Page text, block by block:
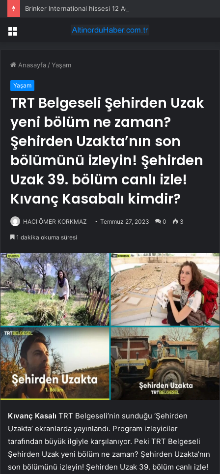
Menü
Anasayfa /Yaşam
Yaşam
TRT Belgeseli Şehirden Uzak
yeni bölüm ne zaman?
Şehirden Uzakta’nın son
bölümünü izleyin! Şehirden
Uzak 39. bölüm canlı izle!
Kıvanç Kasabalı kimdir?
HACI ÖMER KORKMAZ Temmuz 27, 2023 0 3
1 dakika okuma süresi
Kıvanç Kasalı TRT Belgeseli’nin sunduğu ‘Şehirden
Uzakta’ ekranlarda yayınlandı. Program izleyiciler
tarafından büyük ilgiyle karşılanıyor. Peki TRT Belgeseli
Şehirden Uzak yeni bölüm ne zaman? Şehirden Uzakta’nın
son bölümünü izleyin! Şehirden Uzak 39. bölüm canlı izle!